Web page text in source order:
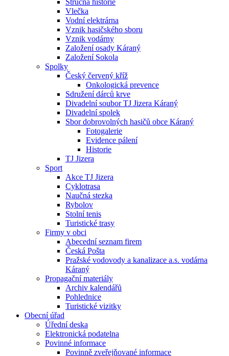
Stručná historie
Vlečka
Vodní elektrárna
Vznik hasičského sboru
Vznik vodárny
Založení osady Káraný
Založení Sokola
Spolky
Český červený kříž
Onkologická prevence
Sdružení dárců krve
Divadelní soubor TJ Jizera Káraný
Divadelní spolek
Sbor dobrovolných hasičů obce Káraný
Fotogalerie
Evidence pálení
Historie
TJ Jizera
Sport
Akce TJ Jizera
Cyklotrasa
Naučná stezka
Rybolov
Stolní tenis
Turistické trasy
Firmy v obci
Abecední seznam firem
Česká Pošta
Pražské vodovody a kanalizace a.s. vodárna
Káraný
Propagační materiály
Archiv kalendářů
Pohlednice
Turistické vizitky
Obecní úřad
Úřední deska
Elektronická podatelna
Povinné informace
Povinně zveřejňované informace